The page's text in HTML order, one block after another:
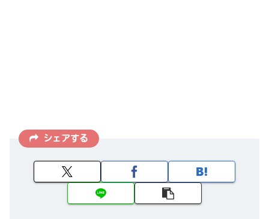
シェアする